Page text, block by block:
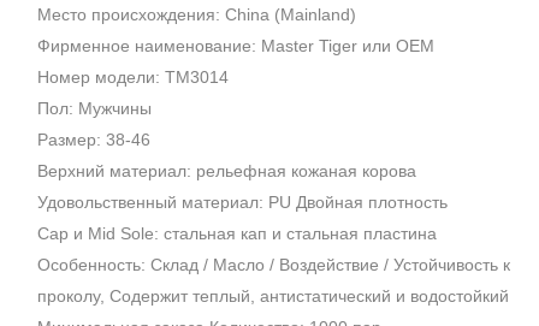
Место происхождения: China (Mainland)
Фирменное наименование: Master Tiger или OEM
Номер модели: TM3014
Пол: Мужчины
Размер: 38-46
Верхний материал: рельефная кожаная корова
Удовольственный материал: PU Двойная плотность
Cap и Mid Sole: стальная кап и стальная пластина
Особенность: Склад / Масло / Воздействие / Устойчивость к
проколу, Содержит теплый, антистатический и водостойкий